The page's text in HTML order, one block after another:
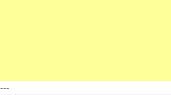
---